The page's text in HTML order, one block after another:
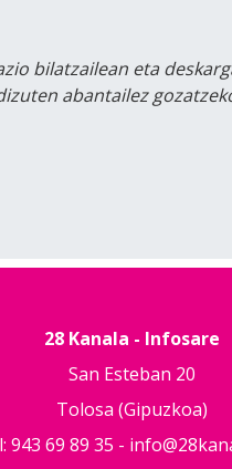
bilatzailean eta
abantailez
28 Kanala - Infosare
San Esteban 20
Tolosa (Gipuzkoa)
943 69 89 35 -